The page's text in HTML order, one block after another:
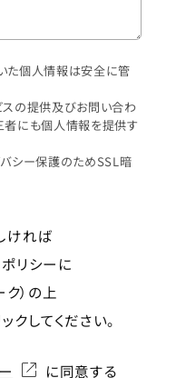
た個人情報は安全に管
の提供及びお問い合わ
者にも個人情報を提供す
シー保護のためSSL暗
ければ
リシーに
）の上
クしてください。
に同意する